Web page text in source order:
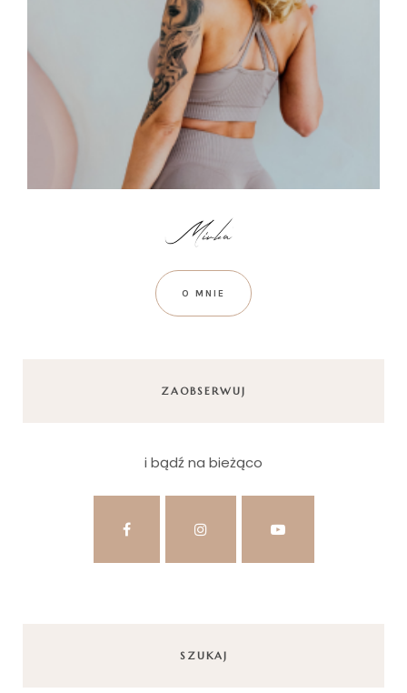
O MNIE
ZAOBSERWUJ
i bądź na bieżąco
SZUKAJ